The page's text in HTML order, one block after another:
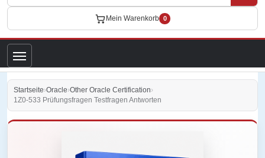
Mein Warenkorb 0
Startseite›Oracle›Other Oracle Certification›
1Z0-533 Prüfungsfragen Testfragen Antworten